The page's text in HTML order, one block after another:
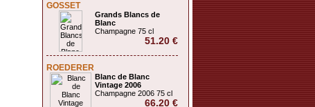
GOSSET
Grands Blancs de
Blanc
Champagne 75 cl
51.20 €
ROEDERER
Blanc de Blanc
Vintage 2006
Champagne 2006 75 cl
66.20 €